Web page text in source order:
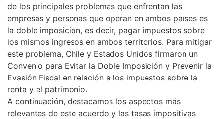
de los principales problemas que enfrentan las
empresas y personas que operan en ambos países es
la doble imposición, es decir, pagar impuestos sobre
los mismos ingresos en ambos territorios. Para mitigar
este problema, Chile y Estados Unidos firmaron un
Convenio para Evitar la Doble Imposición y Prevenir la
Evasión Fiscal en relación a los impuestos sobre la
renta y el patrimonio.
A continuación, destacamos los aspectos más
relevantes de este acuerdo y las tasas impositivas